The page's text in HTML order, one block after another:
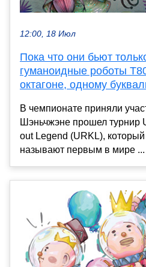
12:00, 18 Июл
Пока что они бьют
гуманоидные роботы
октагоне, одному
В чемпионате приняли
Шэньчжэне прошел турнир
out Legend (URKL),
называют первым в мире ...